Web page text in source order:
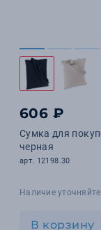
606 ₽
Сумка для
черная
арт. 12198.30
Наличие уточняйте
В корзину